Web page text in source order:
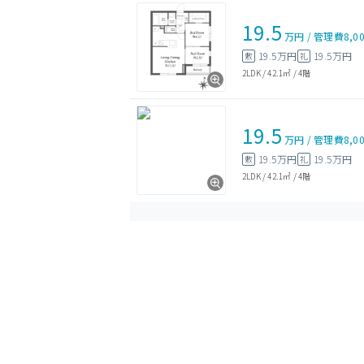
19.5 万円 /管理費
敷 19.5万円 礼 19.5万円
2LDK/42.1㎡ /4階
19.5 万円 /管理費
敷 19.5万円 礼 19.5万円
2LDK/42.1㎡ /4階